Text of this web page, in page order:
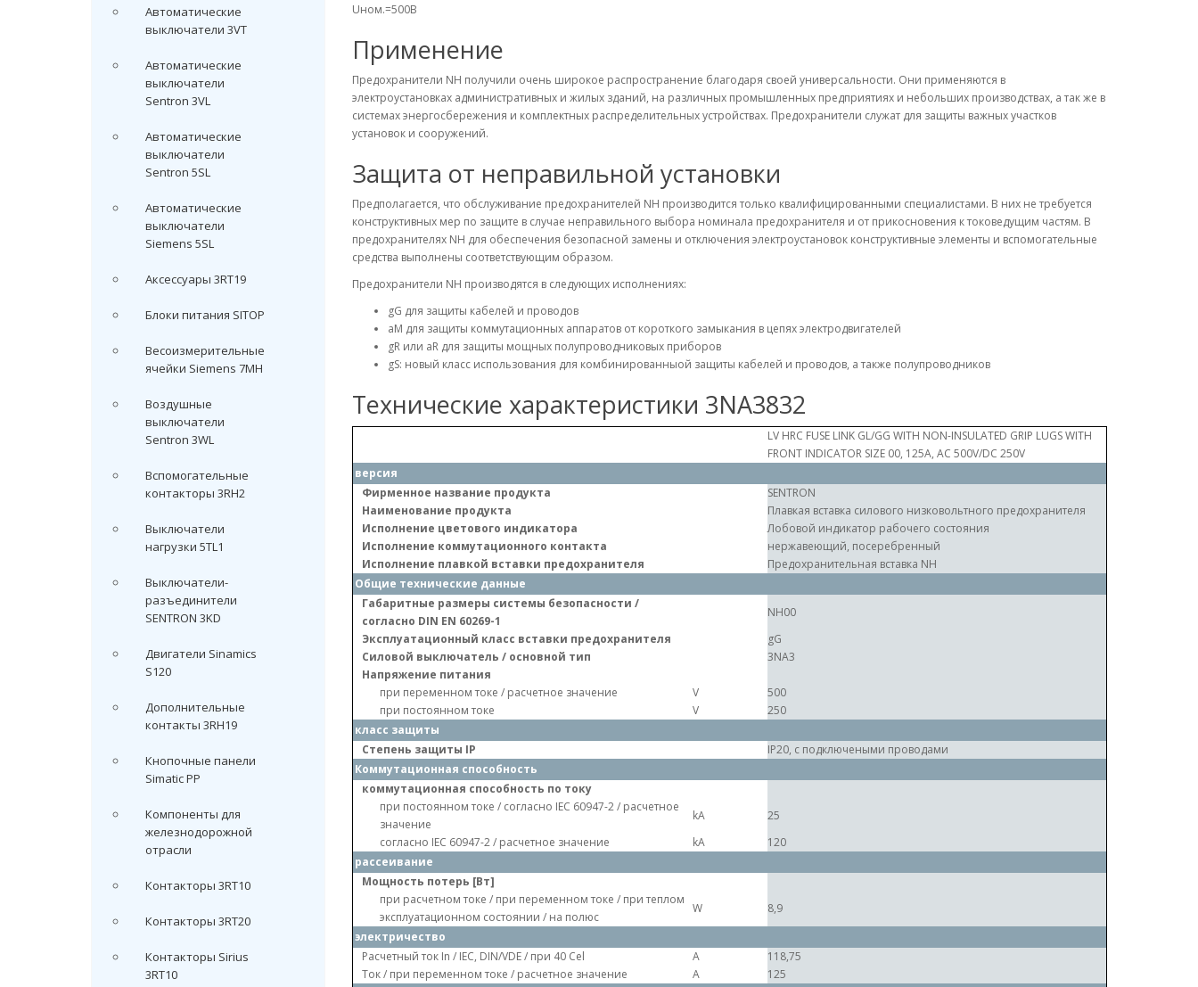
Автоматические
выключатели 3VT
Автоматические
выключатели
Sentron 3VL
Автоматические
выключатели
Sentron 5SL
Автоматические
выключатели
Siemens 5SL
Аксессуары 3RT19
Блоки питания SITOP
Весоизмерительные
ячейки Siemens 7MH
Воздушные
выключатели
Sentron 3WL
Вспомогательные
контакторы 3RH2
Выключатели
нагрузки 5TL1
Выключатели-
разъединители
SENTRON 3KD
Двигатели Sinamics
S120
Дополнительные
контакты 3RH19
Кнопочные панели
Simatic PP
Компоненты для
железнодорожной
отрасли
Контакторы 3RT10
Контакторы 3RT20
Контакторы Sirius
3RT10
Uном.=500В
Применение
Предохранители NH получили очень широкое распространение благодаря своей универсальности. Они применяются в
электроустановках административных и жилых зданий, на различных промышленных предприятиях и небольших производствах, а так же в
системах энергосбережения и комплектных распределительных устройствах. Предохранители служат для защиты важных участков
установок и сооружений.
Защита от неправильной установки
Предполагается, что обслуживание предохранителей NH производится только квалифицированными специалистами. В них не требуется
конструктивных мер по защите в случае неправильного выбора номинала предохранителя и от прикосновения к токоведущим частям. В
предохранителях NH для обеспечения безопасной замены и отключения электроустановок конструктивные элементы и вспомогательные
средства выполнены соответствующим образом.
Предохранители NH производятся в следующих исполнениях:
gG для защиты кабелей и проводов
aM для защиты коммутационных аппаратов от короткого замыкания в цепях электродвигателей
gR или aR для защиты мощных полупроводниковых приборов
gS: новый класс использования для комбинированныой защиты кабелей и проводов, а также полупроводников
Технические характеристики 3NA3832
LV HRC FUSE LINK GL/GG WITH NON-INSULATED GRIP LUGS WITH
FRONT INDICATOR SIZE 00, 125A, AC 500V/DC 250V
версия
Фирменное название продукта
SENTRON
Наименование продукта
Плавкая вставка силового низковольтного предохранителя
Исполнение цветового индикатора
Лобовой индикатор рабочего состояния
Исполнение коммутационного контакта
нержавеющий, посеребренный
Исполнение плавкой вставки предохранителя
Предохранительная вставка NH
Общие технические данные
Габаритные размеры системы безопасности /
согласно DIN EN 60269-1
NH00
Эксплуатационный класс вставки предохранителя
gG
Силовой выключатель / основной тип
3NA3
Напряжение питания
при переменном токе / расчетное значение
V
500
при постоянном токе
V
250
класс защиты
Степень защиты IP
IP20, с подключеными проводами
Коммутационная способность
коммутационная способность по току
при постоянном токе / согласно IEC 60947-2 / расчетное
значение
kA
25
согласно IEC 60947-2 / расчетное значение
kA
120
рассеивание
Мощность потерь [Вт]
при расчетном токе / при переменном токе / при теплом
эксплуатационном состоянии / на полюс
W
8,9
электричество
Расчетный ток In / IEC, DIN/VDE / при 40 Cel
A
118,75
Ток / при переменном токе / расчетное значение
A
125